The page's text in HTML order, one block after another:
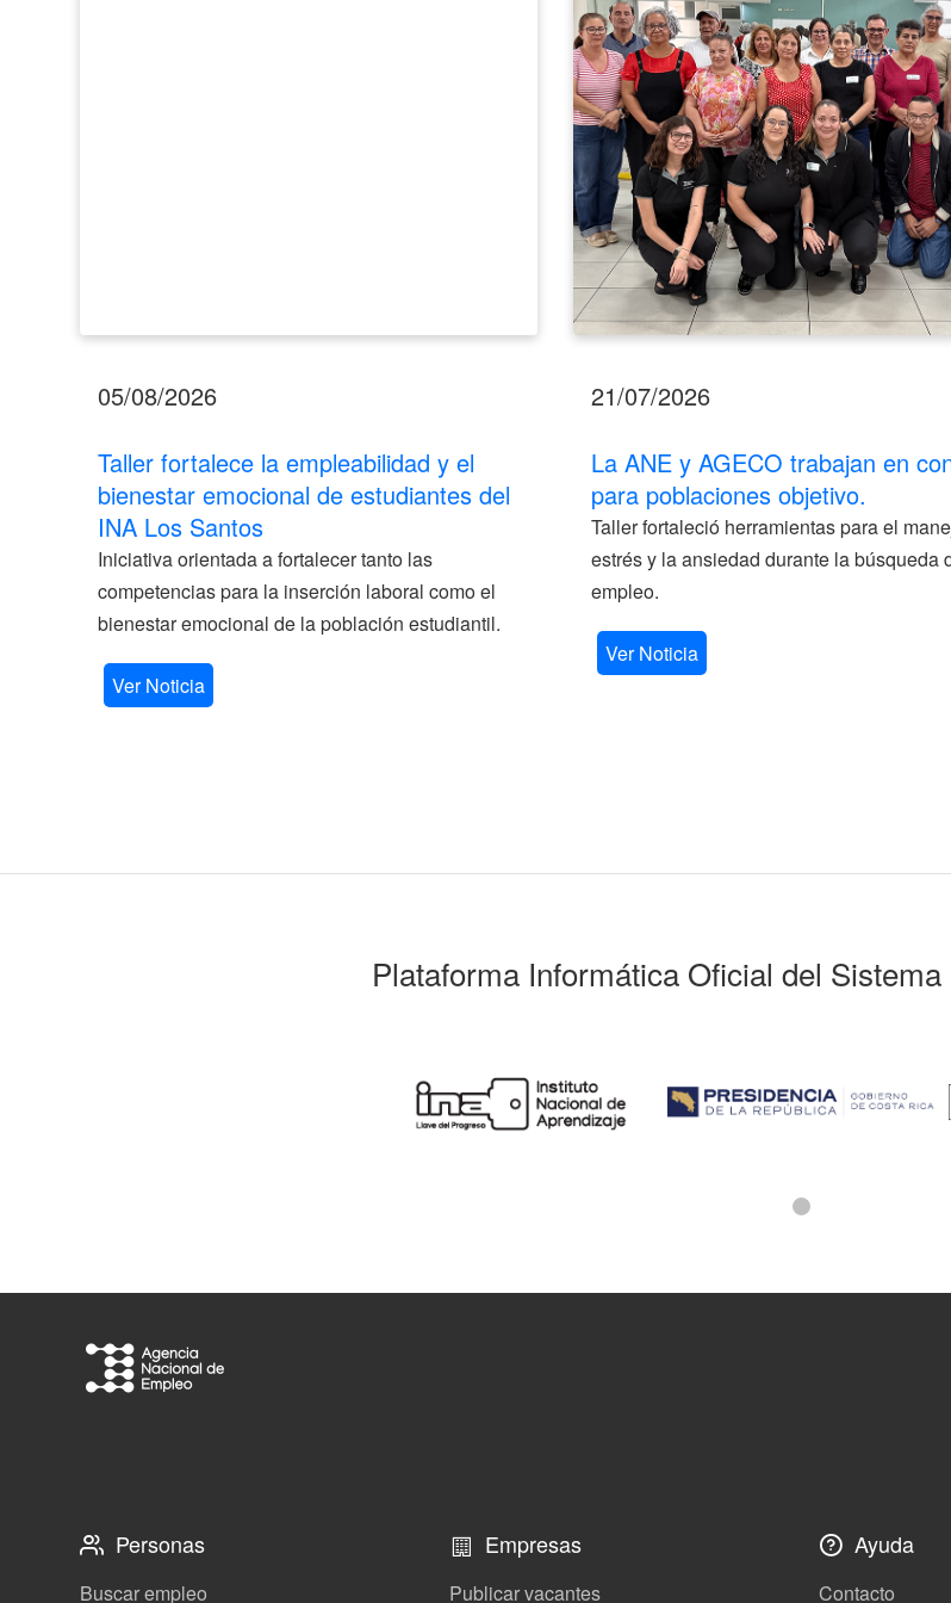
05/08/2026
Taller fortalece la empleabilidad y el
bienestar emocional de estudiantes del
INA Los Santos
Iniciativa orientada a fortalecer tanto las
competencias para la inserción laboral como el
bienestar emocional de la población estudiantil.
Ver Noticia
en
conjunto
para
poblaciones
objetivo.
21/07/2026
La ANE y AGECO trabajan en
para poblaciones objetivo.
Taller fortaleció herramientas para el
estrés y la ansiedad durante la búsqueda
empleo.
Ver Noticia
Plataforma Informática Oficial del
Personas
Buscar empleo
Empresas
Publicar vacantes
Ayuda
Contacto